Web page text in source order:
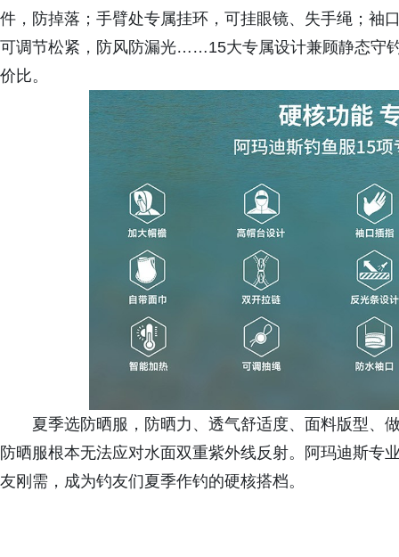
件，防掉落；手臂处专属挂环，可挂眼镜、失手绳；袖
可调节松紧，防风防漏光……15大专属设计兼顾静态守
价比。
夏季选防晒服，防晒力、透气舒适度、面料版型、
防晒服根本无法应对水面双重紫外线反射。阿玛迪斯专
友刚需，成为钓友们夏季作钓的硬核搭档。